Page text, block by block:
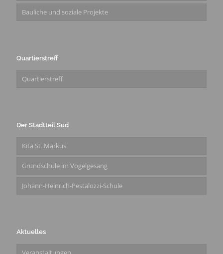
Bauliche und soziale Projekte
Quartierstreff
Quartierstreff
Der Stadtteil Süd
Kita St. Markus
Grundschule im Vogelgesang
Johann-Heinrich-Pestalozzi-Schule
Aktuelles